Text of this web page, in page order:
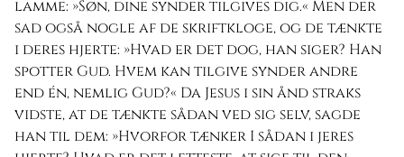
lamme: »Søn, dine synder tilgives dig.« Men der
sad også nogle af de skriftkloge, og de tænkte
i deres hjerte: »Hvad er det dog, han siger? Han
spotter Gud. Hvem kan tilgive synder andre
end én, nemlig Gud?« Da Jesus i sin ånd straks
vidste, at de tænkte sådan ved sig selv, sagde
han til dem: »Hvorfor tænker I sådan i jeres